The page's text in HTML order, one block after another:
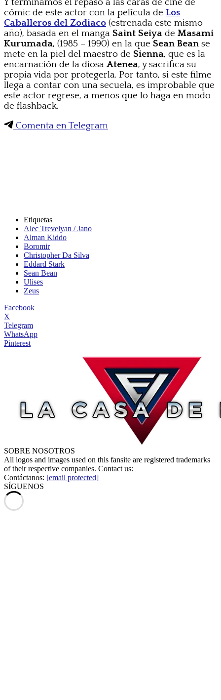
cómic de este actor con la película de Los
Caballeros del Zodiaco (estrenada este mismo
año), basada en el manga Saint Seiya de Masami
Kurumada, (1985 – 1990) en la que Sean Bean se
mete en la piel del maestro de Sienna, que es la
encarnación de la diosa Atenea, y sacrifica su
propia vida por protegerla. Por tanto, si este filme
llega a contar con una secuela, es improbable que
este actor regrese, a menos que lo haga en modo
de flashback.
Comenta en Telegram
Etiquetas
Alec Trevelyan / Jano
Alman Kiddo
Boromir
Christopher Da Silva
Eddard Stark
Sean Bean
Ulises
Zeus
Facebook
X
Telegram
WhatsApp
Pinterest
SOBRE NOSOTROS
All logos and images used on this fansite are registered trademarks
of their respective companies. Contact us:
Contáctanos: [email protected]
SÍGUENOS